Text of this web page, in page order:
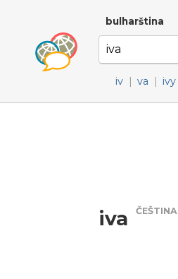
bulharština
iv | va | ivy
iva ČEŠTINA